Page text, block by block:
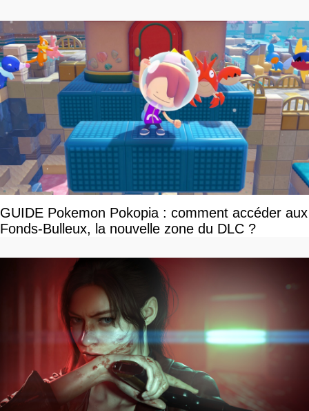
GUIDE Pokemon Pokopia : comment accéder aux
Fonds-Bulleux, la nouvelle zone du DLC ?